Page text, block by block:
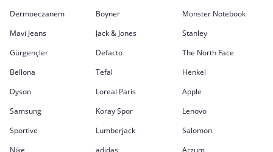
Dermoeczanem
Boyner
Monster Notebook
Mavi Jeans
Jack & Jones
Stanley
Gürgençler
Defacto
The North Face
Bellona
Tefal
Henkel
Dyson
Loreal Paris
Apple
Samsung
Koray Spor
Lenovo
Sportive
Lumberjack
Salomon
Nike
adidas
Arzum